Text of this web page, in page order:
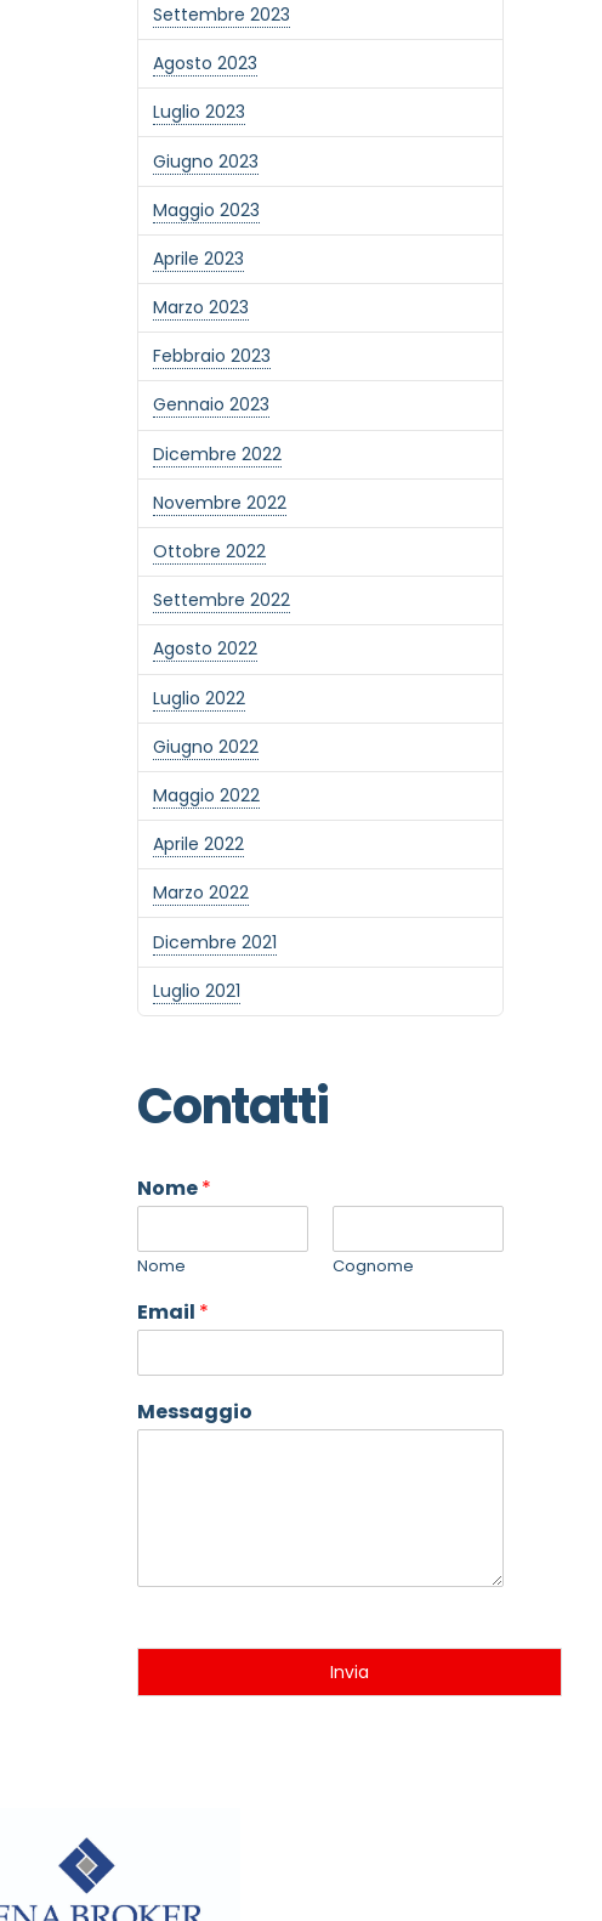
Settembre 2023
Agosto 2023
Luglio 2023
Giugno 2023
Maggio 2023
Aprile 2023
Marzo 2023
Febbraio 2023
Gennaio 2023
Dicembre 2022
Novembre 2022
Ottobre 2022
Settembre 2022
Agosto 2022
Luglio 2022
Giugno 2022
Maggio 2022
Aprile 2022
Marzo 2022
Dicembre 2021
Luglio 2021
Contatti
Nome*
Nome Cognome
Email *
Messaggio
Invia
alla newsletter